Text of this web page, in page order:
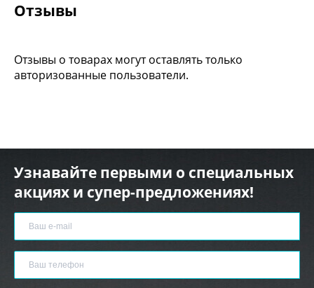
Отзывы
Отзывы о товарах могут оставлять только
авторизованные пользователи.
Узнавайте первыми о специальных
акциях и супер-предложениях!